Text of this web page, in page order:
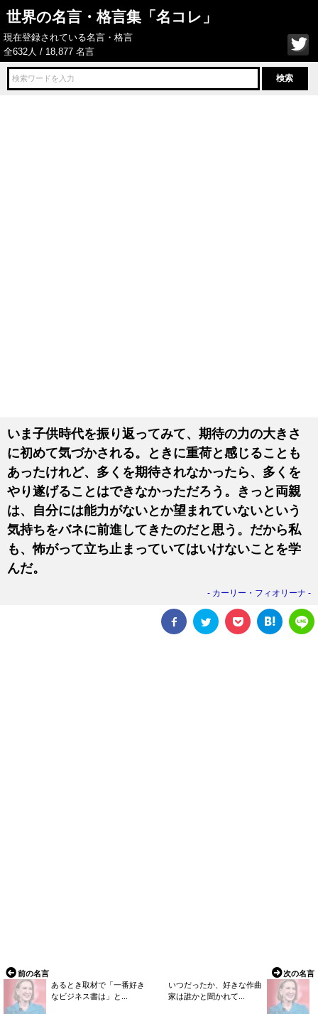
世界の名言・格言集「名コレ」
現在登録されている名言・格言
全632人 / 18,877 名言
いま子供時代を振り返ってみて、期待の力の大きさ
に初めて気づかされる。ときに重荷と感じることも
あったけれど、多くを期待されなかったら、多くを
やり遂げることはできなかっただろう。きっと両親
は、自分には能力がないとか望まれていないという
気持ちをバネに前進してきたのだと思う。だから私
も、怖がって立ち止まっていてはいけないことを学
んだ。
カーリー・フィオリーナ
前の名言
あるとき取材で「一番好き
なビジネス書は」と...
次の名言
いつだったか、好きな作曲
家は誰かと聞かれて...